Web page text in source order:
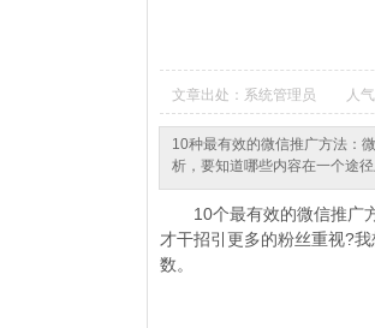
文章出处：系统管理员 人
10种最有效的微信推广方法：
析，要知道哪些内容在一个途
10个最有效的微信推广方
才干招引更多的粉丝重视?
数。